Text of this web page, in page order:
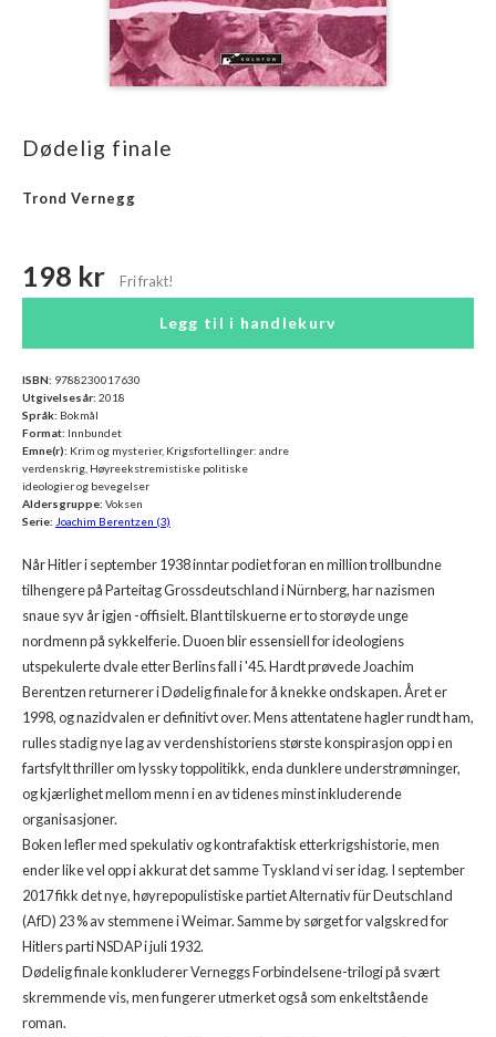
Dødelig finale
Trond Vernegg
198 kr
Legg til i handlekurv
Når Hitler i september 1938 inntar podiet foran en million trollbundne
tilhengere på Parteitag Grossdeutschland i Nürnberg, har nazismen
snaue syv år igjen -offisielt. Blant tilskuerne er to storøyde unge
nordmenn på sykkelferie. Duoen blir essensiell for ideologiens
utspekulerte dvale etter Berlins fall i '45. Hardt prøvede Joachim
Berentzen returnerer i Dødelig finale for å knekke ondskapen. Året er
1998, og nazidvalen er definitivt over. Mens attentatene hagler rundt ham,
rulles stadig nye lag av verdenshistoriens største konspirasjon opp i en
fartsfylt thriller om lyssky toppolitikk, enda dunklere understrømninger,
og kjærlighet mellom menn i en av tidenes minst inkluderende
organisasjoner.
Boken lefler med spekulativ og kontrafaktisk etterkrigshistorie, men
ender like vel opp i akkurat det samme Tyskland vi ser idag. I september
2017 fikk det nye, høyrepopulistiske partiet Alternativ für Deutschland
(AfD) 23 % av stemmene i Weimar. Samme by sørget for valgskred for
Hitlers parti NSDAP i juli 1932.
Dødelig finale konkluderer Verneggs Forbindelsene-trilogi på svært
skremmende vis, men fungerer utmerket også som enkeltstående
roman.
ISBN: 9788230017630
Utgivelsesår: 2018
Språk: Bokmål
Format: Innbundet
Emne(r): Krim og mysterier, Krigsfortellinger: andre
verdenskrig, Høyreekstremistiske politiske
ideologier og bevegelser
Aldersgruppe: Voksen
Serie: Joachim Berentzen (3)